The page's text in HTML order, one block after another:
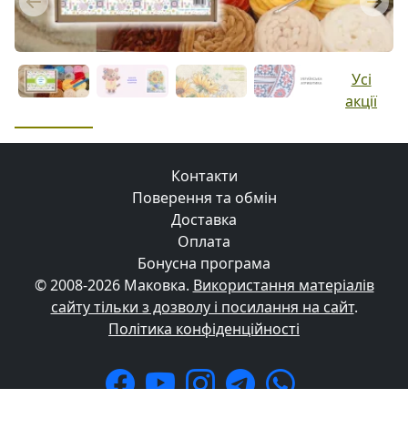
Previous Next
Усі
акції
Контакти
Поверення та обмін
Доставка
Оплата
Бонусна програма
© 2008-2026 Маковка. Використання матеріалів
сайту тільки з дозволу і посилання на сайт.
Політика конфіденційності